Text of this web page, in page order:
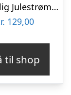
Personlig Julestrømpe med Tekst
129,00
til shop